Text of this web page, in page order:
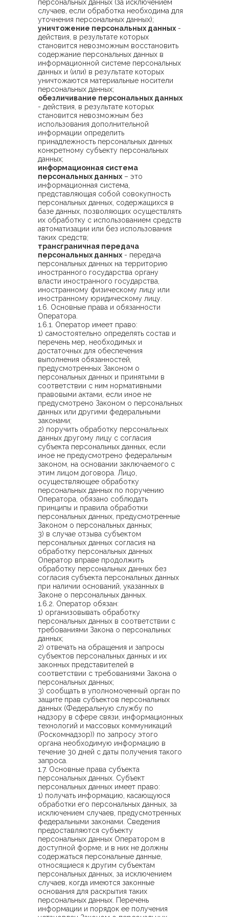
персональных данных (за исключением
случаев, если обработка необходима для
уточнения персональных данных);
уничтожение персональных данных -
действия, в результате которых
становится невозможным восстановить
содержание персональных данных в
информационной системе персональных
данных и (или) в результате которых
уничтожаются материальные носители
персональных данных;
обезличивание персональных данных
- действия, в результате которых
становится невозможным без
использования дополнительной
информации определить
принадлежность персональных данных
конкретному субъекту персональных
данных;
информационная система
персональных данных – это
информационная система,
представляющая собой совокупность
персональных данных, содержащихся в
базе данных, позволяющих осуществлять
их обработку с использованием средств
автоматизации или без использования
таких средств;
трансграничная передача
персональных данных - передача
персональных данных на территорию
иностранного государства органу
власти иностранного государства,
иностранному физическому лицу или
иностранному юридическому лицу.
1.6. Основные права и обязанности
Оператора.
1.6.1. Оператор имеет право:
1) самостоятельно определять состав и
перечень мер, необходимых и
достаточных для обеспечения
выполнения обязанностей,
предусмотренных Законом о
персональных данных и принятыми в
соответствии с ним нормативными
правовыми актами, если иное не
предусмотрено Законом о персональных
данных или другими федеральными
законами;
2) поручить обработку персональных
данных другому лицу с согласия
субъекта персональных данных, если
иное не предусмотрено федеральным
законом, на основании заключаемого с
этим лицом договора. Лицо,
осуществляющее обработку
персональных данных по поручению
Оператора, обязано соблюдать
принципы и правила обработки
персональных данных, предусмотренные
Законом о персональных данных;
3) в случае отзыва субъектом
персональных данных согласия на
обработку персональных данных
Оператор вправе продолжить
обработку персональных данных без
согласия субъекта персональных данных
при наличии оснований, указанных в
Законе о персональных данных.
1.6.2. Оператор обязан:
1) организовывать обработку
персональных данных в соответствии с
требованиями Закона о персональных
данных;
2) отвечать на обращения и запросы
субъектов персональных данных и их
законных представителей в
соответствии с требованиями Закона о
персональных данных;
3) сообщать в уполномоченный орган по
защите прав субъектов персональных
данных (Федеральную службу по
надзору в сфере связи, информационных
технологий и массовых коммуникаций
(Роскомнадзор)) по запросу этого
органа необходимую информацию в
течение 30 дней с даты получения такого
запроса.
1.7. Основные права субъекта
персональных данных. Субъект
персональных данных имеет право:
1) получать информацию, касающуюся
обработки его персональных данных, за
исключением случаев, предусмотренных
федеральными законами. Сведения
предоставляются субъекту
персональных данных Оператором в
доступной форме, и в них не должны
содержаться персональные данные,
относящиеся к другим субъектам
персональных данных, за исключением
случаев, когда имеются законные
основания для раскрытия таких
персональных данных. Перечень
информации и порядок ее получения